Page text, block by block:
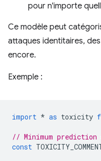
pour n'importe
Ce modèle peut
attaques identitaires,
encore.
Exemple :
import * as toxicity
// Minimum prediction
const